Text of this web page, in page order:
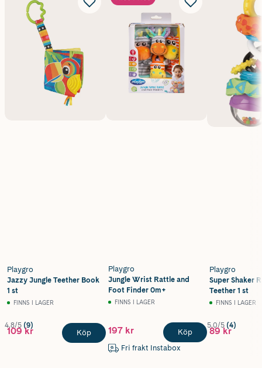
Playgro
Jazzy Jungle Teether Book
1 st
FINNS I LAGER
4.8/5 (9)
109 kr Köp
Playgro
Jungle Wrist Rattle and
Foot Finder 0m+
FINNS I LAGER
197 kr
Fri frakt Instabox
Köp
Playgro
Super Shaker
Teether 1 st
FINNS I LAGER
5.0/5 (4)
89 kr